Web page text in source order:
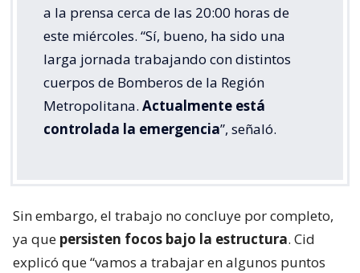
a la prensa cerca de las 20:00 horas de
este miércoles. “Sí, bueno, ha sido una
larga jornada trabajando con distintos
cuerpos de Bomberos de la Región
Metropolitana. Actualmente está
controlada la emergencia”, señaló.
Sin embargo, el trabajo no concluye por completo,
ya que persisten focos bajo la estructura. Cid
explicó que “vamos a trabajar en algunos puntos